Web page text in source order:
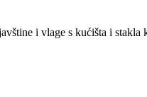
i vlage s kućišta i stakla